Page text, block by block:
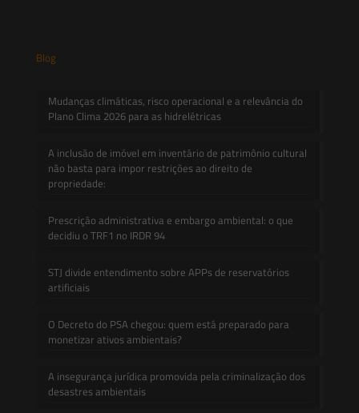
Blog
Mudanças climáticas, risco operacional e a relevância do
Plano Clima 2026 para as hidrelétricas
A inclusão de imóvel em inventário de patrimônio cultural
não basta para impor restrições ao direito de
propriedade:
Prescrição administrativa e embargo ambiental: o que
decidiu o TRF1 no IRDR 94
STJ divide entendimento sobre APPs de reservatórios
artificiais
O Decreto do PSA chegou: quem está preparado para
monetizar ativos ambientais?
A insegurança jurídica promovida pela criminalização dos
desastres ambientais